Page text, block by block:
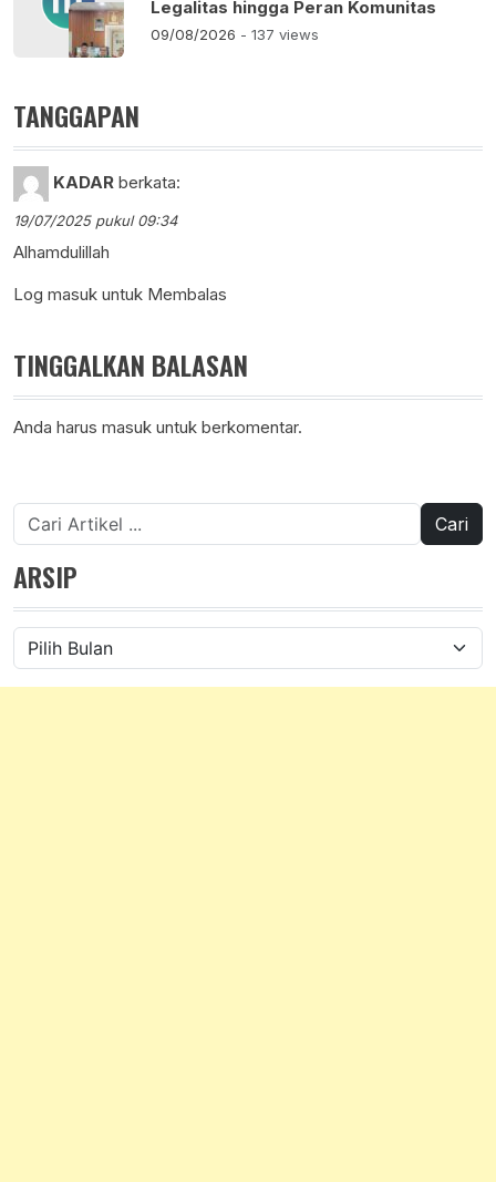
Legalitas hingga Peran Komunitas
09/08/2026 - 137 views
TANGGAPAN
KADAR berkata:
19/07/2025 pukul 09:34
Alhamdulillah
Log masuk untuk Membalas
TINGGALKAN BALASAN
Anda harus masuk untuk berkomentar.
Cari
untuk:
ARSIP
Arsip